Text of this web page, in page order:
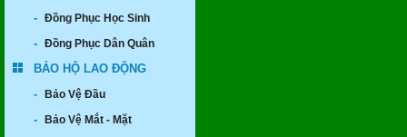
- Đồng Phục Học Sinh
- Đồng Phục Dân Quân
BẢO HỘ LAO ĐỘNG
-
Bảo Vệ Đầu
- Bảo Vệ Mắt - Mặt